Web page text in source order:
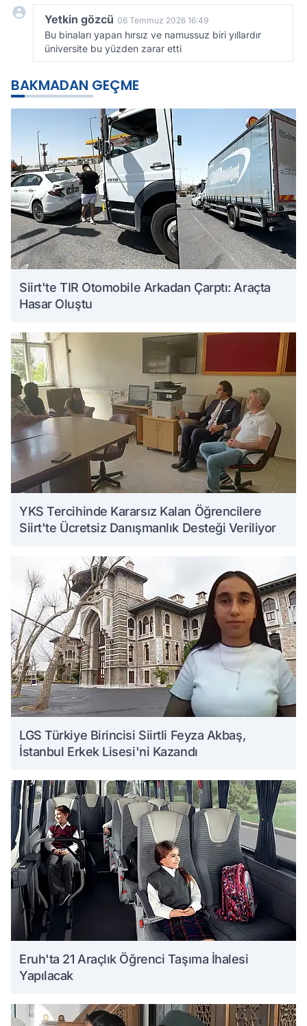
Yetkin gözcü 06 Temmuz 2026 16:49
Bu binaları yapan hırsız ve namussuz biri yıllardır
üniversite bu yüzden zarar etti
BAKMADAN GEÇME
Siirt'te TIR Otomobile Arkadan Çarptı: Araçta
Hasar Oluştu
YKS Tercihinde Kararsız Kalan Öğrencilere
Siirt'te Ücretsiz Danışmanlık Desteği Veriliyor
LGS Türkiye Birincisi Siirtli Feyza Akbaş,
İstanbul Erkek Lisesi'ni Kazandı
Eruh'ta 21 Araçlık Öğrenci Taşıma İhalesi
Yapılacak